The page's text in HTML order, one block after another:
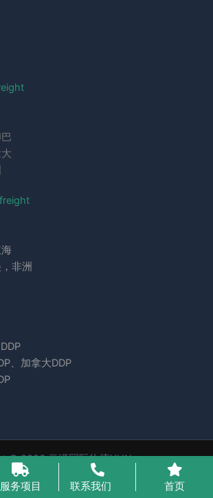
非洲
、加拿大DDP
© 2026 云泽国际物流YUNcargo
粤ICP备2023046221号-1
服务项目 联系我们 首页